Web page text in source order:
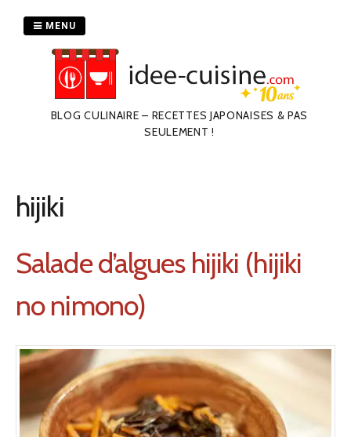
BLOG CULINAIRE – RECETTES JAPONAISES & PAS
SEULEMENT !
MENU
hijiki
Salade d’algues hijiki (hijiki
no nimono)